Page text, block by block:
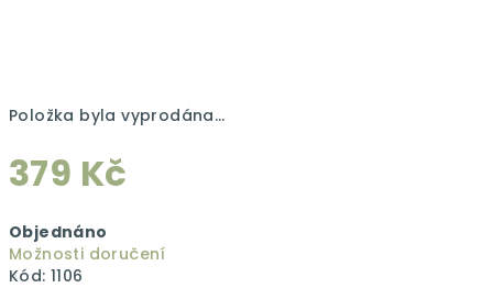
Položka byla vyprodána…
379 Kč
cena:
Objednáno
Možnosti doručení
Kód: 1106